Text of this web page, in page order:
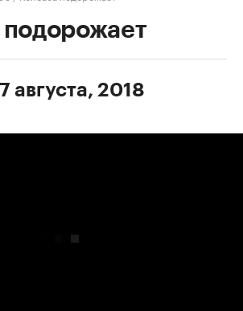
подорожает
августа, 2018